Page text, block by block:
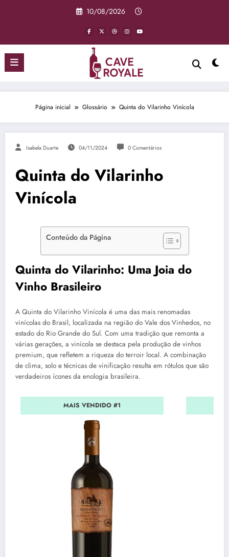
10/08/2026
Página inicial Glossário Quinta do Vilarinho Vinícola
Isabela Duarte 04/11/2024 0 Comentários
Quinta do Vilarinho
Vinícola
Conteúdo da Página
Quinta do Vilarinho: Uma Joia do
Vinho Brasileiro
A Quinta do Vilarinho Vinícola é uma das mais renomadas
vinícolas do Brasil, localizada na região do Vale dos Vinhedos, no
estado do Rio Grande do Sul. Com uma tradição que remonta a
várias gerações, a vinícola se destaca pela produção de vinhos
premium, que refletem a riqueza do terroir local. A combinação
de clima, solo e técnicas de vinificação resulta em rótulos que são
verdadeiros ícones da enologia brasileira.
MAIS VENDIDO #1